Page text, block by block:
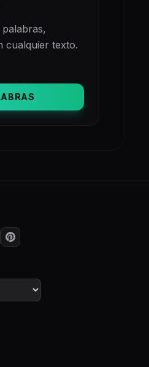
cualquier texto.